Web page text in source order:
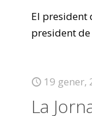
El president
president
19 gener,
La